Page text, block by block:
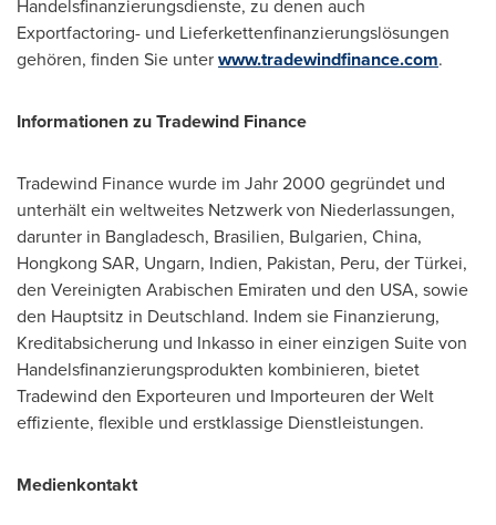
Handelsfinanzierungsdienste, zu denen auch
Exportfactoring- und Lieferkettenfinanzierungslösungen
gehören, finden Sie unterwww.tradewindfinance.com.
Informationen zu Tradewind Finance
Tradewind Finance wurde im Jahr 2000 gegründet und
unterhält ein weltweites Netzwerk von Niederlassungen,
darunter in Bangladesch, Brasilien, Bulgarien, China,
Hongkong SAR, Ungarn, Indien, Pakistan, Peru, der Türkei,
den Vereinigten Arabischen Emiraten und den USA, sowie
den Hauptsitz in Deutschland. Indem sie Finanzierung,
Kreditabsicherung und Inkasso in einer einzigen Suite von
Handelsfinanzierungsprodukten kombinieren, bietet
Tradewind den Exporteuren und Importeuren der Welt
effiziente, flexible und erstklassige Dienstleistungen.
Medienkontakt